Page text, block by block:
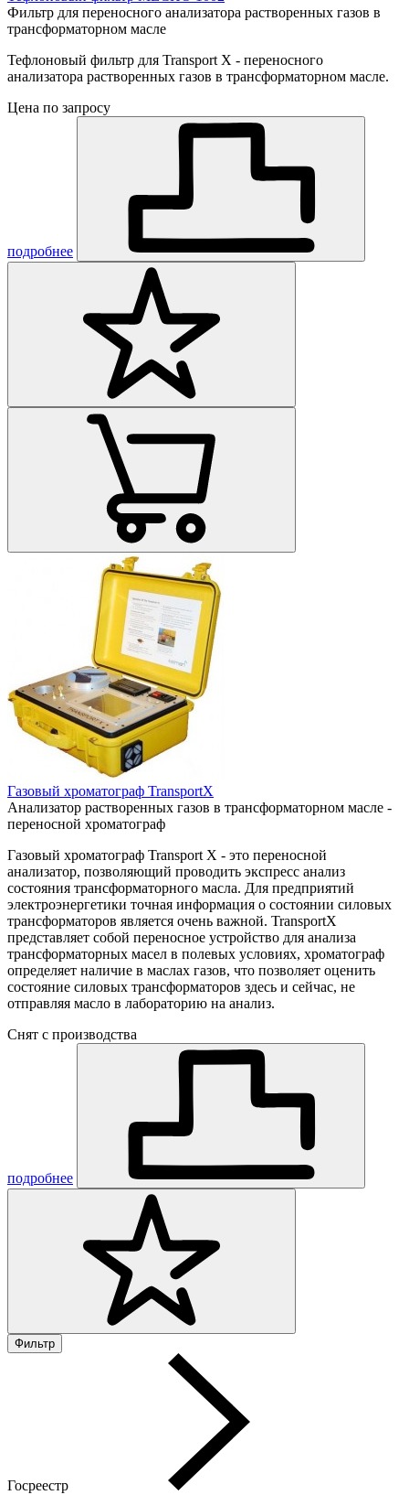
Фильтр для переносного анализатора растворенных газов в
трансформаторном масле
Тефлоновый фильтр для Transport X - переносного
анализатора растворенных газов в трансформаторном масле.
Цена по запросу
подробнее
Газовый хроматограф TransportX
Анализатор растворенных газов в трансформаторном масле -
переносной хроматограф
Газовый хроматограф Transport X - это переносной
анализатор, позволяющий проводить экспресс анализ
состояния трансформаторного масла. Для предприятий
электроэнергетики точная информация о состоянии силовых
трансформаторов является очень важной. TransportX
представляет собой переносное устройство для анализа
трансформаторных масел в полевых условиях, хроматограф
определяет наличие в маслах газов, что позволяет оценить
состояние силовых трансформаторов здесь и сейчас, не
отправляя масло в лабораторию на анализ.
Снят с производства
подробнее
Фильтр
Госреестр